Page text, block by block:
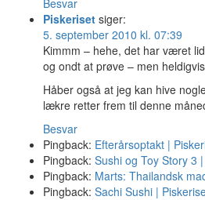
Besvar
Piskeriset siger:
5. september 2010 kl. 07:39
Kimmm – hehe, det har været
og ondt at prøve – men
Håber også at jeg kan hive
lækre retter frem til denne
Besvar
Pingback: Efterårsoptakt |
Pingback: Sushi og Toy Story 3
Pingback: Marts: Thailandsk
Pingback: Sachi Sushi |